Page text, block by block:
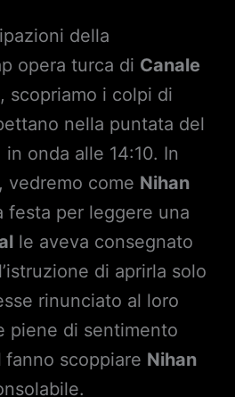
della
opera turca di Canale
, scopriamo i colpi di
nella puntata del
onda alle 14:10. In
vedremo come Nihan
festa per leggere una
le aveva consegnato
di aprirla solo
rinunciato al loro
piene di sentimento
fanno scoppiare Nihan